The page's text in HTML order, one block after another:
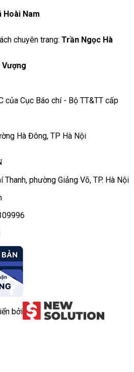
Hoài Nam
chuyên trang: Trần Ngọc Hà
Vượng
của Cục Báo chí - Bộ TT&TT cấp
Hà Đông, TP Hà Nội
phường Giảng Võ, TP. Hà Nội
bởi